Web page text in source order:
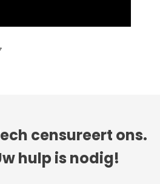
censureert ons.
hulp is nodig!